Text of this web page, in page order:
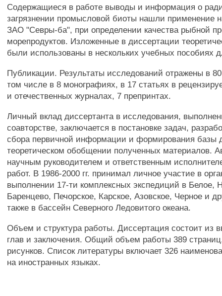
Содержащиеся в работе выводы и информация о
загрязнении промысловой биоты нашли применение
ЗАО "Севры-ба", при определении качества рыбной
морепродуктов. Изложенные в диссертации
были использованы в нескольких учебных пособиях
Публикации. Результаты исследований отражены в
том числе в 8 монографиях, в 17 статьях в
и отечественных журналах, 7 препринтах.
Личный вклад диссертанта в исследования,
соавторстве, заключается в постановке задач,
сбора первичной информации и формирования базы
теоретическом обобщении полученных материалов.
научным руководителем и ответственным
работ. В 1986-2000 гг. принимал личное участие в
выполнении 17-ти комплексных экспедиций в Белое,
Баренцево, Печорское, Карское, Азовское, Черное и
также в бассейн Северного Ледовитого океана.
Объем и структура работы. Диссертация состоит из
глав и заключения. Общий объем работы 389
рисунков. Список литературы включает 326
на иностранных языках.